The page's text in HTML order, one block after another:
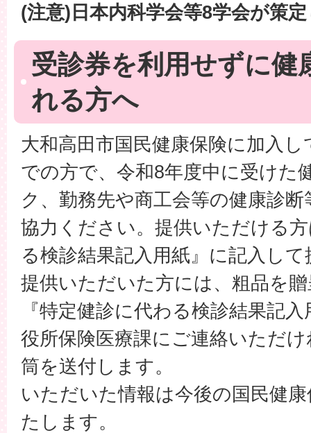
(注意)日本内科学会等8学会が策
受診券を利用せずに健
れる方へ
大和高田市国民健康保険に加入
での方で、令和8年度中に受けた
ク、勤務先や商工会等の健康診
協力ください。提供いただける
る検診結果記入用紙』に記入し
提供いただいた方には、粗品を
『特定健診に代わる検診結果記
役所保険医療課にご連絡いただ
筒を送付します。
いただいた情報は今後の国民健
たします。